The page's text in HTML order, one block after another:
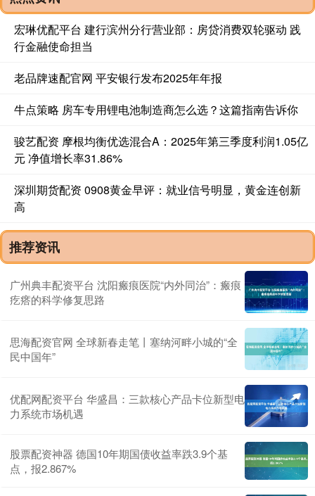
宏琳优配平台 建行滨州分行营业部：房贷消费双轮驱动 践
行金融使命担当
老品牌速配官网 平安银行发布2025年年报
牛点策略 房车专用锂电池制造商怎么选？这篇指南告诉你
骏艺配资 摩根均衡优选混合A：2025年第三季度利润1.05亿
元 净值增长率31.86%
深圳期货配资 0908黄金早评：就业信号明显，黄金连创新
高
推荐资讯
广州典丰配资平台 沈阳瘢痕医院“内外同治”：瘢痕
疙瘩的科学修复思路
思海配资官网 全球新春走笔丨塞纳河畔小城的“全
民中国年”
优配网配资平台 华盛昌：三款核心产品卡位新型电
力系统市场机遇
股票配资神器 德国10年期国债收益率跌3.9个基
点，报2.867%